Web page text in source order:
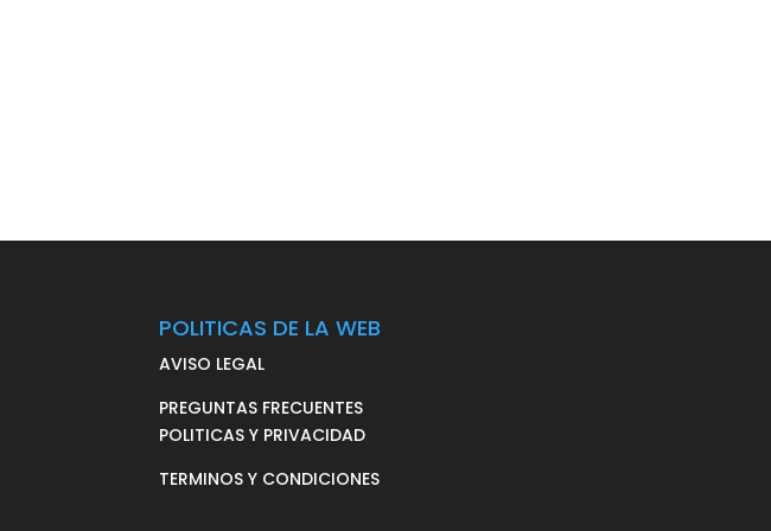
POLITICAS DE LA WEB
AVISO LEGAL
PREGUNTAS FRECUENTES
POLITICAS Y PRIVACIDAD
TERMINOS Y CONDICIONES